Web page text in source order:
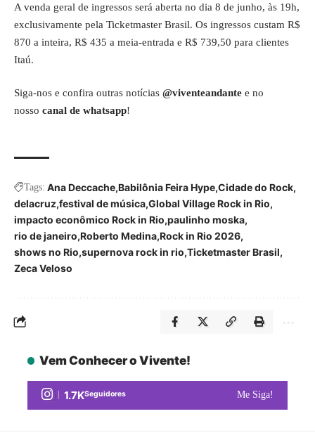
A venda geral de ingressos será aberta no dia 8 de junho, às 19h,
exclusivamente pela Ticketmaster Brasil. Os ingressos custam R$
870 a inteira, R$ 435 a meia-entrada e R$ 739,50 para clientes
Itaú.
Siga-nos e confira outras notícias @viventeandante e no
nosso canal de whatsapp!
Tags: Ana Deccache Babilônia Feira Hype Cidade do Rock
delacruz festival de música Global Village Rock in Rio
impacto econômico Rock in Rio paulinho moska
rio de janeiro Roberto Medina Rock in Rio 2026
shows no Rio supernova rock in rio Ticketmaster Brasil
Zeca Veloso
Vem Conhecer o Vivente!
1.7KSeguidores Me Siga!